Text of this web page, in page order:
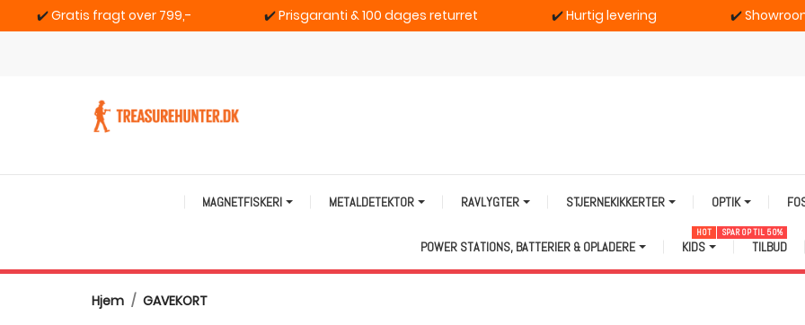
✔️Gratis fragt over 799,- ✔️Prisgaranti & 100 dages returret ✔️Hurtig levering ✔️
MAGNETFISKERI METALDETEKTOR RAVLYGTER STJERNEKIKKERTER OPTIK
POWER STATIONS, BATTERIER & OPLADERE KIDS
HOT
TILBUD
SPAR OP TIL 50%
Hjem GAVEKORT